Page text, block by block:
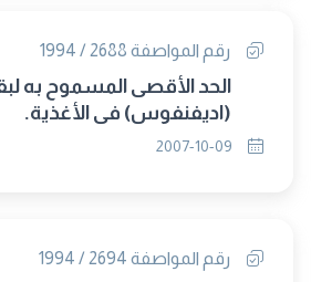
رقم المواصفة 2688 / 1994
الحد الأقصى المسموح به
(اديفنفوس) فى الأغذية.
رقم المواصفة 2694 / 1994